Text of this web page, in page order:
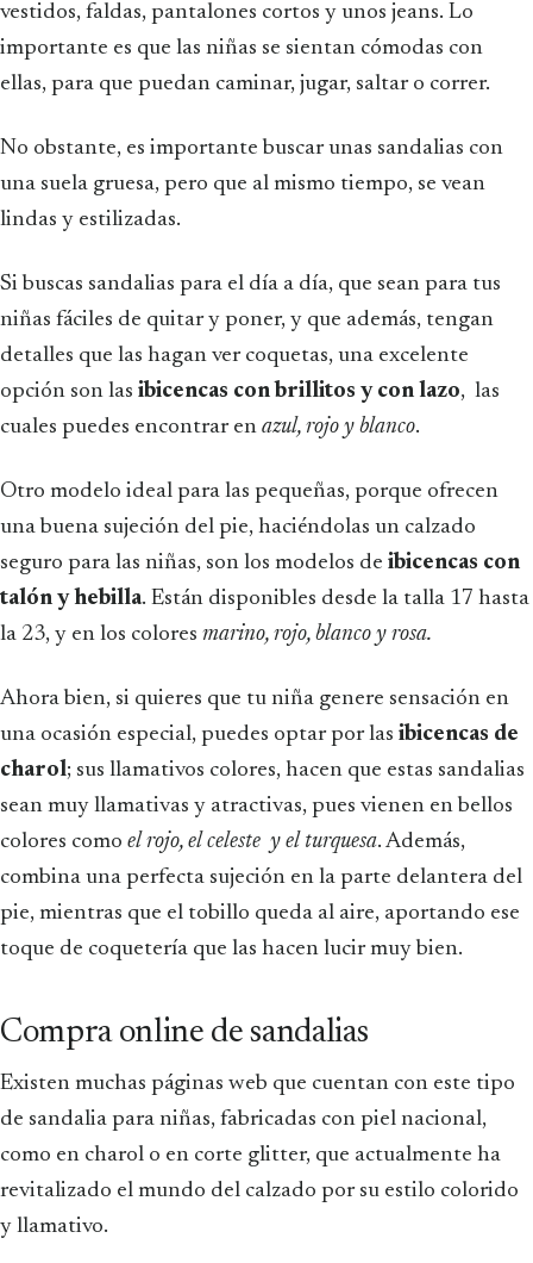
vestidos, faldas, pantalones cortos y unos jeans. Lo
importante es que las niñas se sientan cómodas con
ellas, para que puedan caminar, jugar, saltar o correr.
No obstante, es importante buscar unas sandalias con
una suela gruesa, pero que al mismo tiempo, se vean
lindas y estilizadas.
Si buscas sandalias para el día a día, que sean para tus
niñas fáciles de quitar y poner, y que además, tengan
detalles que las hagan ver coquetas, una excelente
opción son las ibicencas con brillitos y con lazo, las
cuales puedes encontrar en azul, rojo y blanco.
Otro modelo ideal para las pequeñas, porque ofrecen
una buena sujeción del pie, haciéndolas un calzado
seguro para las niñas, son los modelos de ibicencas con
talón y hebilla. Están disponibles desde la talla 17 hasta
la 23, y en los colores marino, rojo, blanco y rosa.
Ahora bien, si quieres que tu niña genere sensación en
una ocasión especial, puedes optar por las ibicencas de
charol; sus llamativos colores, hacen que estas sandalias
sean muy llamativas y atractivas, pues vienen en bellos
colores como el rojo, el celeste y el turquesa. Además,
combina una perfecta sujeción en la parte delantera del
pie, mientras que el tobillo queda al aire, aportando ese
toque de coquetería que las hacen lucir muy bien.
Compra online de sandalias
Existen muchas páginas web que cuentan con este tipo
de sandalia para niñas, fabricadas con piel nacional,
como en charol o en corte glitter, que actualmente ha
revitalizado el mundo del calzado por su estilo colorido
y llamativo.